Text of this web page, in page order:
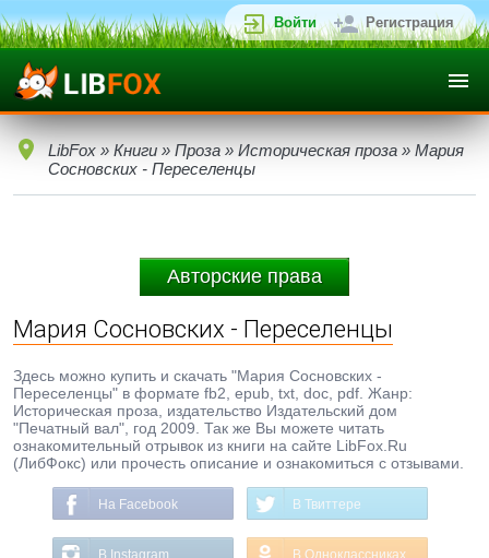
Войти Регистрация
LibFox » Книги » Проза » Историческая проза » Мария
Сосновских - Переселенцы
Авторские права
Мария Сосновских - Переселенцы
Здесь можно купить и скачать "Мария Сосновских -
Переселенцы" в формате fb2, epub, txt, doc, pdf. Жанр:
Историческая проза, издательство Издательский дом
"Печатный вал", год 2009. Так же Вы можете читать
ознакомительный отрывок из книги на сайте LibFox.Ru
(ЛибФокс) или прочесть описание и ознакомиться с отзывами.
На Facebook В Твиттере
В Instagram В Одноклассниках